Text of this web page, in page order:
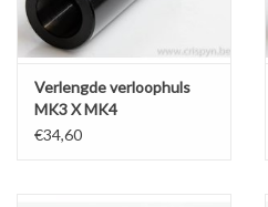
Verlengde verloophuls
MK3 X MK4
€34,60